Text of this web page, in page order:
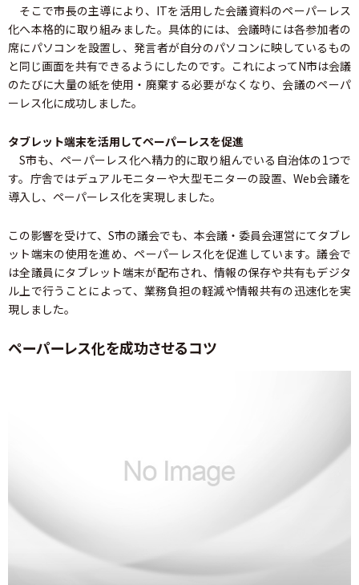
そこで市長の主導により、ITを活用した会議資料のペーパーレス
化へ本格的に取り組みました。具体的には、会議時には各参加者の
席にパソコンを設置し、発言者が自分のパソコンに映しているもの
と同じ画面を共有できるようにしたのです。これによってN市は会議
のたびに大量の紙を使用・廃棄する必要がなくなり、会議のペーパ
ーレス化に成功しました。
タブレット端末を活用してペーパーレスを促進
S市も、ペーパーレス化へ精力的に取り組んでいる自治体の1つで
す。庁舎ではデュアルモニターや大型モニターの設置、Web会議を
導入し、ペーパーレス化を実現しました。
この影響を受けて、S市の議会でも、本会議・委員会運営にてタブレ
ット端末の使用を進め、ペーパーレス化を促進しています。議会で
は全議員にタブレット端末が配布され、情報の保存や共有もデジタ
ル上で行うことによって、業務負担の軽減や情報共有の迅速化を実
現しました。
ペーパーレス化を成功させるコツ